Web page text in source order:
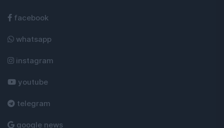
facebook
whatsapp
instagram
youtube
telegram
google news